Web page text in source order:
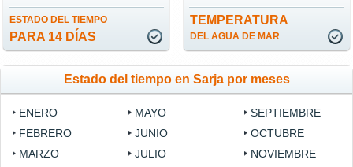
ESTADO DEL TIEMPO
PARA 14 DÍAS
TEMPERATURA
DEL AGUA DE MAR
Estado del tiempo en Sarja por meses
ENERO
FEBRERO
MARZO
MAYO
JUNIO
JULIO
SEPTIEMBRE
OCTUBRE
NOVIEMBRE